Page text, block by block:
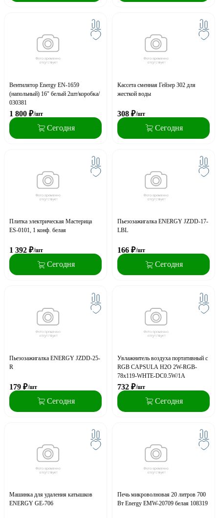
Вентилятор Energy EN-1659
(напольный) 16" белый 2шт/коробка/
030381
1 800 ₽/шт
Сегодня
Кассета сменная Гейзер 302 для
жесткой воды
308 ₽/шт
Сегодня
Плитка электрическая Мастерица
ES-0101, 1 конф. белая
1 392 ₽/шт
Сегодня
Пьезозажигалка ENERGY JZDD-17-
LBL
166 ₽/шт
Сегодня
Пьезозажигалка ENERGY JZDD-25-
R
179 ₽/шт
Сегодня
Увлажнитель воздуха портативный с
RGB CAPSULA H2O 2W-RGB-
78x119-WHTE-DC0.5W/1A
732 ₽/шт
Сегодня
Машинка для удаления катышков
ENERGY GE-706
Печь микроволновая 20 литров 700
Вт Energy EMW-20709 белая 108319